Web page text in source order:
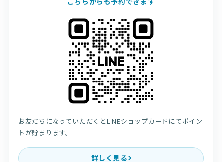
お友だちになっていただくとLINEショップカードにてポイン
トが貯まります。
詳しく見る